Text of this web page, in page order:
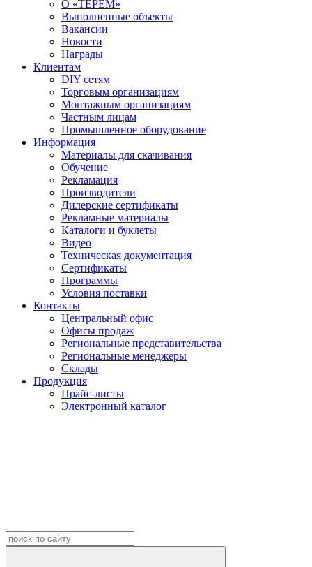
О «ТЕРЕМ»
Выполненные объекты
Вакансии
Новости
Награды
Клиентам
DIY сетям
Торговым организациям
Монтажным организациям
Частным лицам
Промышленное оборудование
Информация
Материалы для скачивания
Обучение
Рекламация
Производители
Дилерские сертификаты
Рекламные материалы
Каталоги и буклеты
Видео
Техническая документация
Сертификаты
Программы
Условия поставки
Контакты
Центральный офис
Офисы продаж
Региональные представительства
Региональные менеджеры
Склады
Продукция
Прайс-листы
Электронный каталог